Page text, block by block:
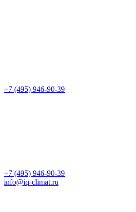
+7 (495) 946-90-39
+7 (495) 946-90-39
info@iq-climat.ru